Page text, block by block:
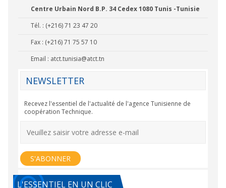
Centre Urbain Nord B.P. 34 Cedex 1080 Tunis -Tunisie
Tél. : (+216) 71 23 47 20
Fax : (+216) 71 75 57 10
Email : atct.tunisia@atct.tn
NEWSLETTER
Recevez l'essentiel de l'actualité de l'agence Tunisienne de
coopération Technique.
L'ESSENTIEL EN UN CLIC